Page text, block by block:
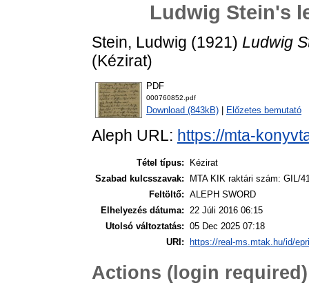
Ludwig Stein's
Stein, Ludwig (1921) Ludwig
(Kézirat)
PDF
000760852.pdf
Download (843kB) Előzetes bemutató
Aleph URL: https://mta-
Tétel típus:
Kézirat
Szabad kulcsszavak:
MTA KIK raktári szám: GIL/
Feltöltő: ALEPH SWORD
Elhelyezés dátuma: 22 Júli 2016 06:15
Utolsó változtatás: 05 Dec 2025 07:18
URI:
https://real-ms.mtak.hu/id/
Actions (login required)